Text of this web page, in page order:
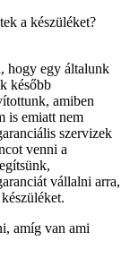
a készüléket?
hogy egy általunk
később
amiben
is emiatt nem
szervizek
venni a
vállalni arra,
amíg van ami